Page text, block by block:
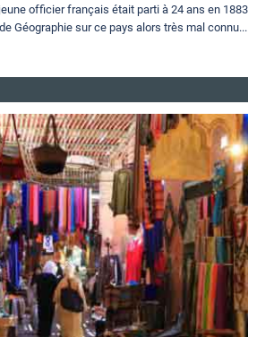
officier français était parti à 24 ans en 1883
Géographie sur ce pays alors très mal connu...